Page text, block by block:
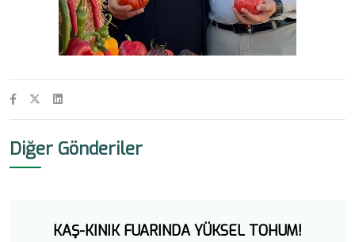
Diğer Gönderiler
KAŞ-KINIK FUARINDA YÜKSEL TOHUM!